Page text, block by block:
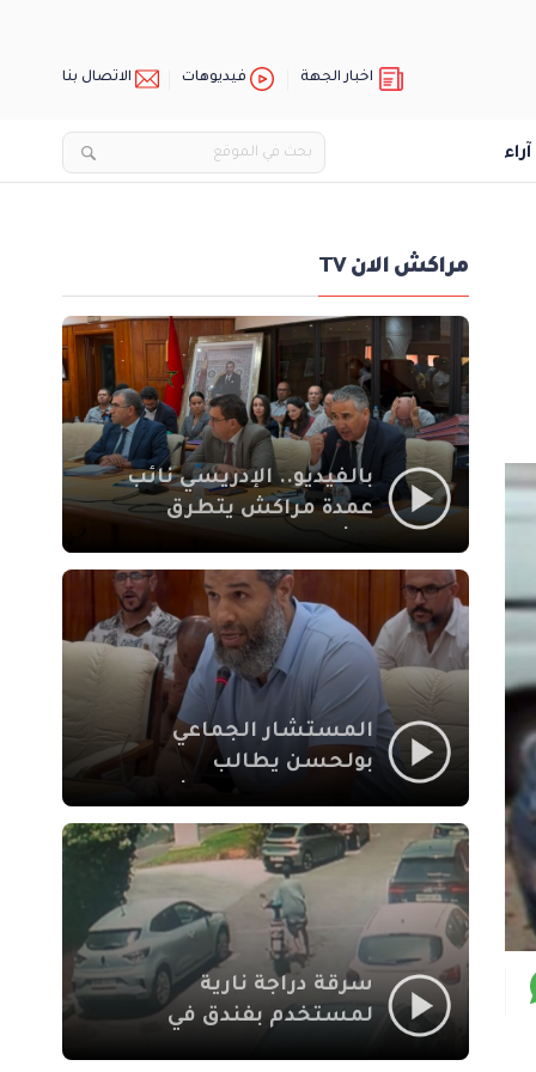
اخبار الجهة فيديوهات الاتصال بنا
آراء
مراكش الان TV
بالفيديو.. الإدريسي نائب
عمدة مراكش يتطرق
الاجتماعي في نقل
المحطة الطرقية إلى
العزوزية
المستشار الجماعي
بولحسن يطالب
أشغال شارع علال
الفاسي بمراكش
سرقة دراجة نارية
لمستخدم بفندق في